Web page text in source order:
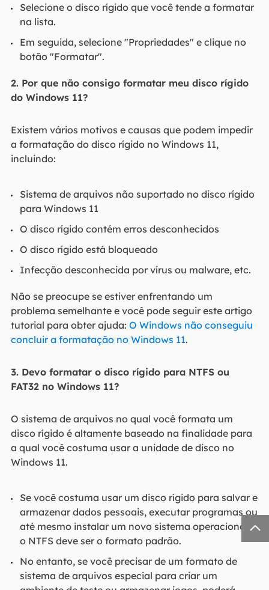
Selecione o disco rígido que você tende a formatar
na lista.
Em seguida, selecione "Propriedades" e clique no
botão "Formatar".
2. Por que não consigo formatar meu disco rígido
do Windows 11?
Existem vários motivos e causas que podem impedir
a formatação do disco rígido no Windows 11,
incluindo:
Sistema de arquivos não suportado no disco rígido
para Windows 11
O disco rígido contém erros desconhecidos
O disco rígido está bloqueado
Infecção desconhecida por vírus ou malware, etc.
Não se preocupe se estiver enfrentando um
problema semelhante e você pode seguir este artigo
tutorial para obter ajuda: O Windows não conseguiu
concluir a formatação no Windows 11.
3. Devo formatar o disco rígido para NTFS ou
FAT32 no Windows 11?
O sistema de arquivos no qual você formata um
disco rígido é altamente baseado na finalidade para
a qual você costuma usar a unidade de disco no
Windows 11.
Se você costuma usar um disco rígido para salvar e
armazenar dados pessoais, executar programas ou
até mesmo instalar um novo sistema operacional,
o NTFS deve ser o formato padrão.
No entanto, se você precisar de um formato de
sistema de arquivos especial para criar um
